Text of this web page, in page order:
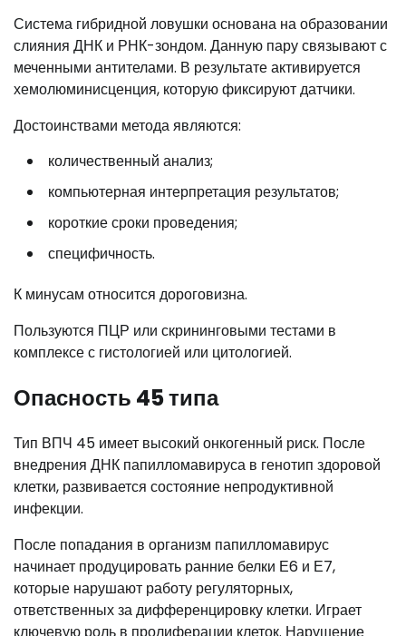
Система гибридной ловушки основана на образовании
слияния ДНК и РНК-зондом. Данную пару связывают с
меченными антителами. В результате активируется
хемолюминисценция, которую фиксируют датчики.
Достоинствами метода являются:
количественный анализ;
компьютерная интерпретация результатов;
короткие сроки проведения;
специфичность.
К минусам относится дороговизна.
Пользуются ПЦР или скрининговыми тестами в
комплексе с гистологией или цитологией.
Опасность 45 типа
Тип ВПЧ 45 имеет высокий онкогенный риск. После
внедрения ДНК папилломавируса в генотип здоровой
клетки, развивается состояние непродуктивной
инфекции.
После попадания в организм папилломавирус
начинает продуцировать ранние белки Е6 и Е7,
которые нарушают работу регуляторных,
ответственных за дифференцировку клетки. Играет